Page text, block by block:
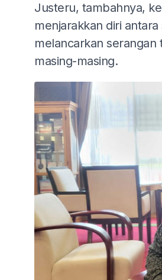
Justeru, tambahnya,
menjarakkan diri
melancarkan
masing-masing.